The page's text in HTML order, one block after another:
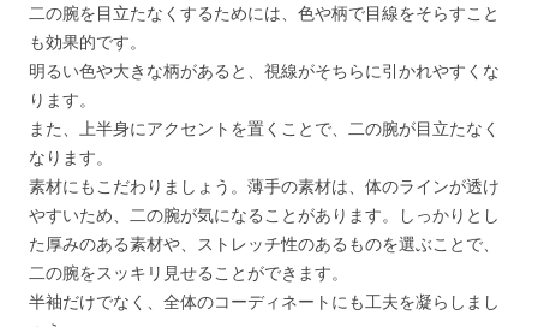
二の腕を目立たなくするためには、色や柄で目線をそらすこと
も効果的です。
明るい色や大きな柄があると、視線がそちらに引かれやすくな
ります。
また、上半身にアクセントを置くことで、二の腕が目立たなく
なります。
素材にもこだわりましょう。薄手の素材は、体のラインが透け
やすいため、二の腕が気になることがあります。しっかりとし
た厚みのある素材や、ストレッチ性のあるものを選ぶことで、
二の腕をスッキリ見せることができます。
半袖だけでなく、全体のコーディネートにも工夫を凝らしまし